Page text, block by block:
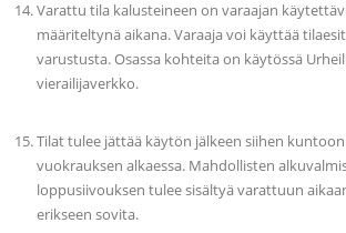
Varattu tila kalusteineen on varaajan
määriteltynä aikana. Varaaja voi käyttää
varustusta. Osassa kohteita on käytössä
vierailijaverkko.
Tilat tulee jättää käytön jälkeen siihen
vuokrauksen alkaessa. Mahdollisten
loppusiivouksen tulee sisältyä varattuun
erikseen sovita.